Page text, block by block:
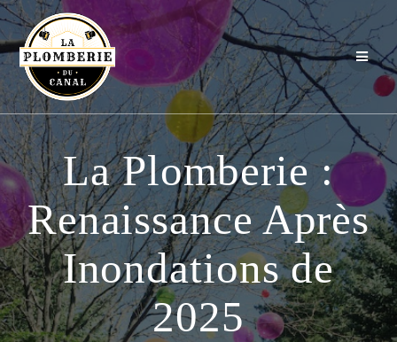
Passer
au
contenu
La Plomberie :
Renaissance Après
Inondations de
2025